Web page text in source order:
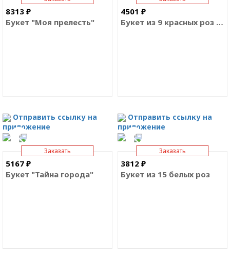
4501 ₽
Букет из 9 красных роз Эквадор
Отправить ссылку на
приложение
8313 ₽
Букет "Моя прелесть"
Отправить ссылку на
приложение
Заказать
3812 ₽
Букет из 15 белых роз
Заказать
5167 ₽
Букет "Тайна города"